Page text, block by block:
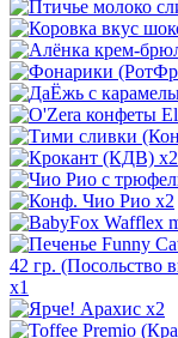
x2
x2
x1
x2